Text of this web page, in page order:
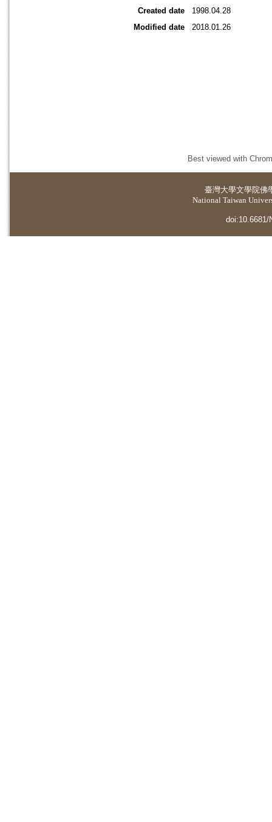
Created date
1998.04.28
Modified date
2018.01.26
Best viewed with
臺灣大學文學院佛
National Taiwan
doi:10.6681/